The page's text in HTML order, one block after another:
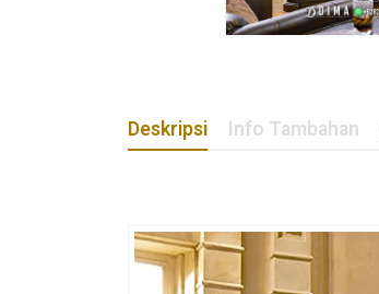
Deskripsi Info Tambahan